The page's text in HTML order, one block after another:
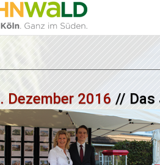
Dezember 2016 // Das